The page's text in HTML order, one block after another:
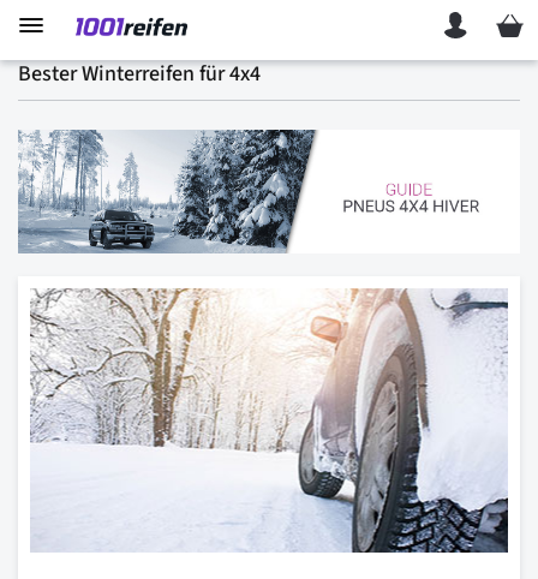
Mein
Bester Winterreifen für 4x4